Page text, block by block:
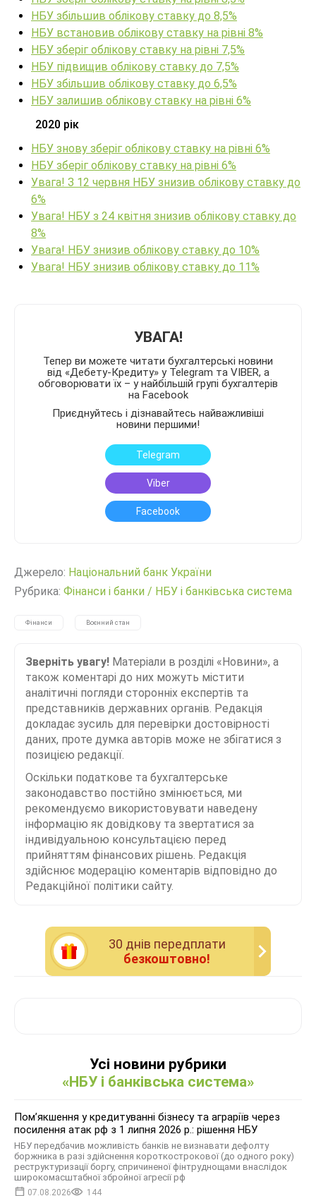
НБУ збільшив облікову ставку до 8,5%
НБУ встановив облікову ставку на рівні 8%
НБУ зберіг облікову ставку на рівні 7,5%
НБУ підвищив облікову ставку до 7,5%
НБУ збільшив облікову ставку до 6,5%
НБУ залишив облікову ставку на рівні 6%
2020 рік
НБУ знову зберіг облікову ставку на рівні 6%
НБУ зберіг облікову ставку на рівні 6%
Увага! З 12 червня НБУ знизив облікову ставку до
6%
Увага! НБУ з 24 квітня знизив облікову ставку до
8%
Увага! НБУ знизив облікову ставку до 10%
Увага! НБУ знизив облікову ставку до 11%
УВАГА!
Тепер ви можете читати бухгалтерські новини
від «Дебету-Кредиту» у Telegram та VIBER, а
обговорювати їх – у найбільшій групі бухгалтерів
на Facebook
Приєднуйтесь і дізнавайтесь найважливіші
новини першими!
Telegram
Viber
Facebook
Джерело: Нацiональний банк України
Рубрика: Фінанси і банки / НБУ і банківська система
Фінанси Воєнний стан
Зверніть увагу! Матеріали в розділі «Новини», а
також коментарі до них можуть містити
аналітичні погляди сторонніх експертів та
представників державних органів. Редакція
докладає зусиль для перевірки достовірності
даних, проте думка авторів може не збігатися з
позицією редакції.
Оскільки податкове та бухгалтерське
законодавство постійно змінюється, ми
рекомендуємо використовувати наведену
інформацію як довідкову та звертатися за
індивідуальною консультацією перед
прийняттям фінансових рішень. Редакція
здійснює модерацію коментарів відповідно до
Редакційної політики сайту.
30 днiв передплати
безкоштовно!
Усі новини рубрики
«НБУ і банківська система»
Помʼякшення у кредитуванні бізнесу та аграріїв через
посилення атак рф з 1 липня 2026 р.: рішення НБУ
НБУ передбачив можливість банків не визнавати дефолту
боржника в разі здійснення короткострокової (до одного року)
реструктуризації боргу, спричиненої фінтруднощами внаслідок
широкомасштабної збройної агресії рф
07.08.2026 144